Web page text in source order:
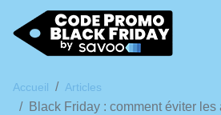
Accueil Articles
Black Friday : comment éviter